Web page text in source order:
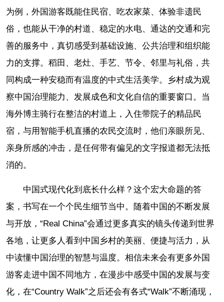
为例，外国游客既能住民宿、吃农家菜、体验非遗民
俗，也能从干净的村道、稳定的水电、通达的交通和完
善的服务中，真切感受到基础设施、公共治理和组织能
力的支撑。稻田、老灶、手艺、节令、邻里与礼俗，共
同构成一种安稳而有温度的中式生活美学。乡村成为观
察中国治理能力、发展成色和文化自信的重要窗口。当
海外博主骑行在整洁的村道上，入住带院子的精品民
宿，与用智能手机直播的农民交流时，他们亲眼所见、
亲身所感的冲击，是任何带有偏见的文字报道都无法抵
消的。
中国式现代化到底长什么样？这个宏大命题的答
案，书写在一个个民生细节当中。随着中国的不断发展
与开放，“Real China”会通过更多真实的镜头传递到世界
各地，让更多人看到中国乡村的美丽、便捷与活力，从
中读懂中国治理的智慧与温度。相信未来会有更多外国
游客走进中国不同地方，在漫步中感受中国的发展与变
化，在“Country Walk”之后还会有各式“Walk”不断涌现，